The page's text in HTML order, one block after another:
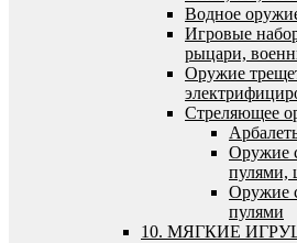
Водное
Игровые
рыцари,
Оружие
Стреляющее
Оружие
пулями,
Оружие
пулями
10. МЯГКИЕ